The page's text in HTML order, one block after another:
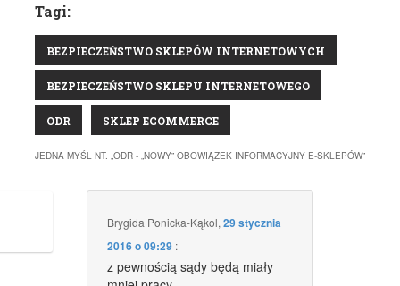
Tagi:
BEZPIECZEŃSTWO SKLEPÓW INTERNETOWYCH
BEZPIECZEŃSTWO SKLEPU INTERNETOWEGO
ODR SKLEP ECOMMERCE
JEDNA MYŚL NT. „ ODR - „NOWY” OBOWIĄZEK INFORMACYJNY E-SKLEPÓW”
Brygida Ponicka-Kąkol,29 stycznia
2016 o 09:29 :
z pewnością sądy będą miały